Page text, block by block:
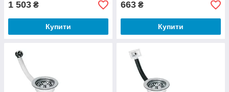
1 503 ₴
Купити
663 ₴
Купити